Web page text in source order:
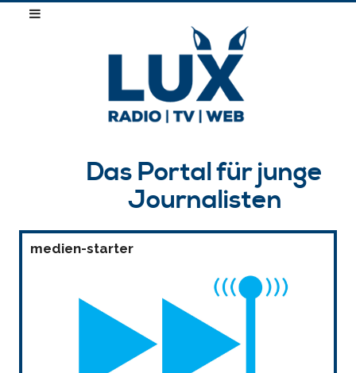
Das Portal für junge
Journalisten
medien-starter